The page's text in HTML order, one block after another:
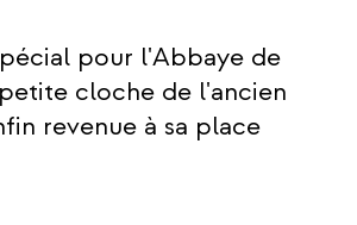
pour l'Abbaye de
cloche de l'ancien
revenue à sa place